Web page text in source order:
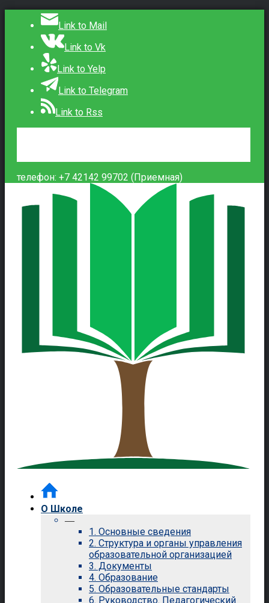
Link to Mail
Link to Vk
Link to Yelp
Link to Telegram
Link to Rss
телефон: +7 42142 99702 (Приемная)
О Школе
—
1. Основные сведения
2. Структура и органы управления
образовательной организацией
3. Документы
4. Образование
5. Образовательные стандарты
6. Руководство. Педагогический